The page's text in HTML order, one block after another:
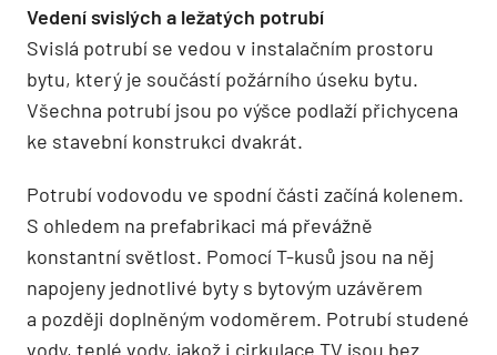
Vedení svislých a ležatých potrubí
Svislá potrubí se vedou v instalačním prostoru
bytu, který je součástí požárního úseku bytu.
Všechna potrubí jsou po výšce podlaží přichycena
ke stavební konstrukci dvakrát.
Potrubí vodovodu ve spodní části začíná kolenem.
S ohledem na prefabrikaci má převážně
konstantní světlost. Pomocí T-kusů jsou na něj
napojeny jednotlivé byty s bytovým uzávěrem
a později doplněným vodoměrem. Potrubí studené
vody, teplé vody, jakož i cirkulace TV jsou bez